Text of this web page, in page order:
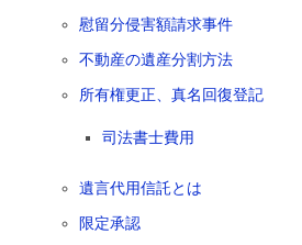
慰留分侵害額請求事件
不動産の遺産分割方法
所有権更正、真名回復登記
司法書士費用
遺言代用信託とは
限定承認